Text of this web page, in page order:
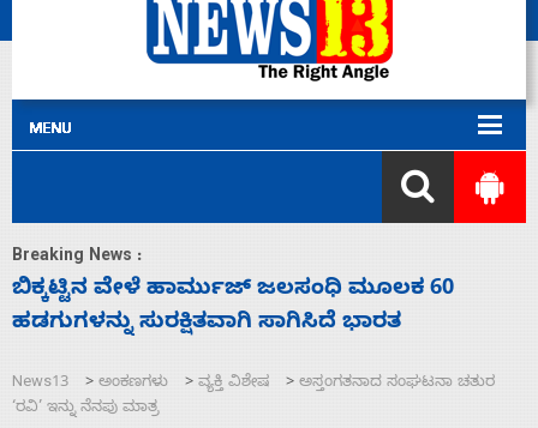
Breaking News :
ನಾಗೇಂದ್ರ ರಾಜೀನಾಮೆ ಕೊಡದಿದ್ದರೆ ಸದನ ನಡೆಸಲು
ಬಿಡೆವು: ಛಲವಾದಿ ನಾರಾಯಣಸ್ವಾಮಿ
News13 > ಅಂಕಣಗಳು > ವ್ಯಕ್ತಿ ವಿಶೇಷ > ಅಸ್ತಂಗತನಾದ ಸಂಘಟನಾ ಚತುರ
‘ರವಿ’ ಇನ್ನು ನೆನಪು ಮಾತ್ರ